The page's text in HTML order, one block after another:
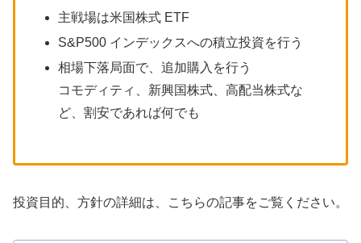
主戦場は米国株式 ETF
S&P500 インデックスへの積立投資を行う
相場下落局面で、追加購入を行う
コモディティ、新興国株式、高配当株式な
ど、割安であれば何でも
投資目的、方針の詳細は、こちらの記事をご覧ください。